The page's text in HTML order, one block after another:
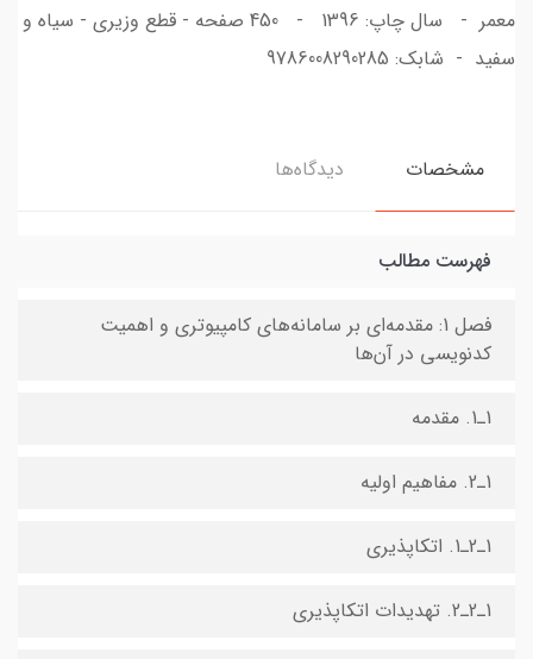
معمر - سال چاپ: 1396 - 450 صفحه - قطع وزیری - سیاه و
سفید - شابک: 9786008290285
مشخصات دیدگاه‌ها
فهرست مطالب
فصل 1: مقدمه‌ای بر سامانه‌های کامپیوتری و اهمیت
کدنویسی در آن‌ها
1ـ1. مقدمه
1ـ2. مفاهیم اولیه
1ـ2ـ1. اتکاپذیری
1ـ2ـ2. تهدیدات اتکاپذیری